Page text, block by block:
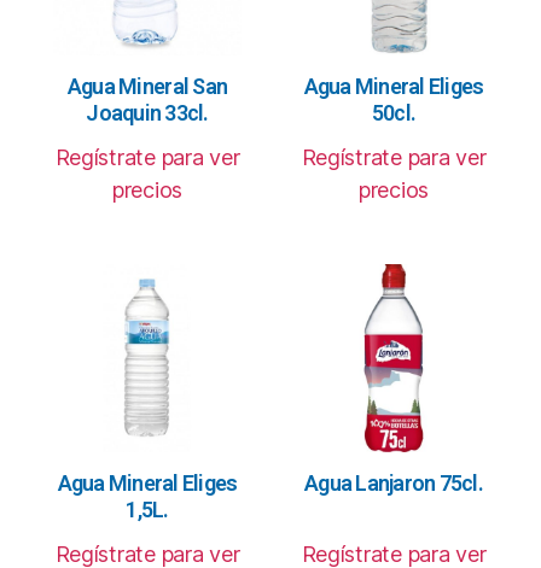
Agua Mineral San
Joaquin 33cl.
Regístrate para ver
precios
Agua Mineral Eliges
50cl.
Regístrate para ver
precios
Agua Mineral Eliges
1,5L.
Regístrate para ver
Agua Lanjaron 75cl.
Regístrate para ver